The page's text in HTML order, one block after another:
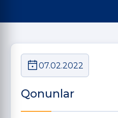
07.02.2022
Qonunlar